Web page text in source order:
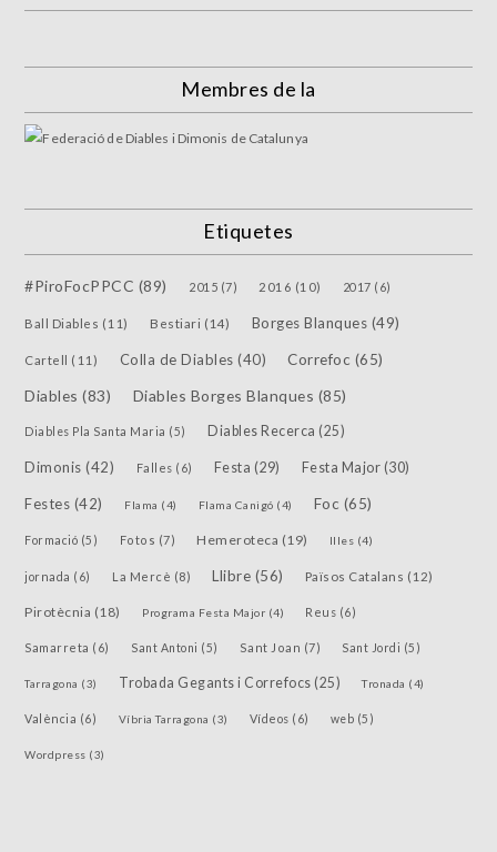
Membres de la
Etiquetes
#PiroFocPPCC (89) 2015 (7) 2016 (10) 2017 (6)
Ball Diables (11) Bestiari (14) Borges Blanques (49)
Cartell (11) Colla de Diables (40) Correfoc (65)
Diables (83) Diables Borges Blanques (85)
Diables Pla Santa Maria (5) Diables Recerca (25)
Dimonis (42) Falles (6) Festa (29) Festa Major (30)
Festes (42) Flama (4) Flama Canigó (4) Foc (65)
Formació (5) Fotos (7) Hemeroteca (19) Illes (4)
jornada (6) La Mercè (8) Llibre (56) Països Catalans (12)
Pirotècnia (18) Programa Festa Major (4) Reus (6)
Samarreta (6) Sant Antoni (5) Sant Joan (7) Sant Jordi (5)
Tarragona (3) Trobada Gegants i Correfocs (25) Tronada (4)
València (6) Víbria Tarragona (3) Vídeos (6) web (5)
Wordpress (3)